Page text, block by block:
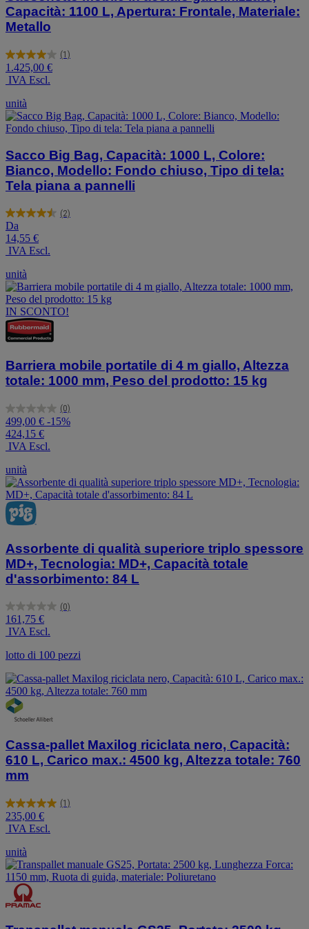
Capacità: 1100 L, Apertura: Frontale, Materiale:
Metallo
(1)
4.0
su
5
stelle.
1
recensione
1.425,00 €
IVA Escl.
unità
Sacco Big Bag, Capacità: 1000 L, Colore:
Bianco, Modello: Fondo chiuso, Tipo di tela:
Tela piana a pannelli
(2)
4.5
su
5
stelle.
recensioni
Da
14,55 €
IVA Escl.
unità
IN SCONTO!
Barriera mobile portatile di 4 m giallo, Altezza
totale: 1000 mm, Peso del prodotto: 15 kg
(0)
0.0
su
5
stelle.
499,00 € -15%
424,15 €
IVA Escl.
unità
Assorbente di qualità superiore triplo spessore
MD+, Tecnologia: MD+, Capacità totale
d'assorbimento: 84 L
(0)
0.0
su
5
stelle.
161,75 €
IVA Escl.
lotto di 100 pezzi
Cassa-pallet Maxilog riciclata nero, Capacità:
610 L, Carico max.: 4500 kg, Altezza totale: 760
mm
(1)
5.0
su
5
stelle.
1
recensione
235,00 €
IVA Escl.
unità